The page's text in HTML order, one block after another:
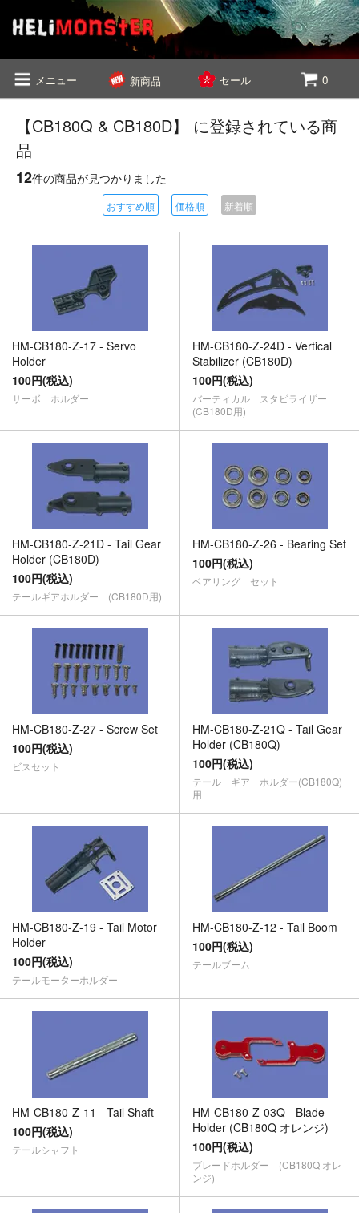
メニュー 新商品 セール 0
【CB180Q & CB180D】 に登録されている商
品
12件の商品が見つかりました
おすすめ順 価格順 新着順
HM-CB180-Z-17 - Servo
Holder
100円(税込)
サーボ ホルダー
HM-CB180-Z-24D - Vertical
Stabilizer (CB180D)
100円(税込)
バーティカル スタビライザー
(CB180D用)
HM-CB180-Z-21D - Tail Gear
Holder (CB180D)
100円(税込)
テールギアホルダー (CB180D用)
HM-CB180-Z-26 - Bearing Set
100円(税込)
ベアリング セット
HM-CB180-Z-27 - Screw Set
100円(税込)
ビスセット
HM-CB180-Z-21Q - Tail Gear
Holder (CB180Q)
100円(税込)
テール ギア ホルダー(CB180Q)
用
HM-CB180-Z-19 - Tail Motor
Holder
100円(税込)
テールモーターホルダー
HM-CB180-Z-12 - Tail Boom
100円(税込)
テールブーム
HM-CB180-Z-11 - Tail Shaft
100円(税込)
テールシャフト
HM-CB180-Z-03Q - Blade
Holder (CB180Q オレンジ)
100円(税込)
ブレードホルダー (CB180Q オレ
ンジ)